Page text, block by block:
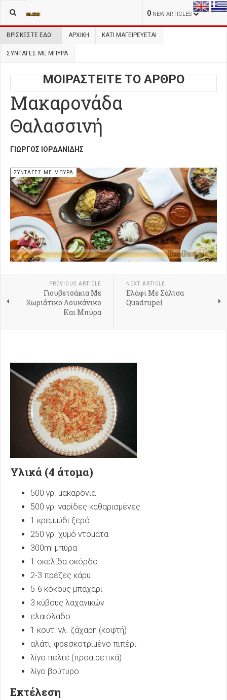
0 NEW ARTICLES
ΒΡΊΣΚΕΣΤΕ ΕΔΏ: ΑΡΧΙΚΉ ΚΑΤΙ ΜΑΓΕΙΡΕΥΕΤΑΙ
ΣΥΝΤΑΓΕΣ ΜΕ ΜΠΥΡΑ
ΜΟΙΡΑΣΤΕΙΤΕ ΤΟ ΑΡΘΡΟ
Μακαρονάδα
Θαλασσινή
ΓΙΏΡΓΟΣ ΙΟΡΔΑΝΊΔΗΣ
ΣΥΝΤΑΓΕΣ ΜΕ ΜΠΥΡΑ
PREVIOUS ARTICLE
Γιουβετσάκια Με
Χωριάτικο Λουκάνικο
Και Μπύρα
NEXT ARTICLE
Ελάφι Με Σάλτσα
Quadrupel
Υλικά (4 άτομα)
500 γρ. μακαρόνια
500 γρ. γαρίδες καθαρισμένες
1 κρεμμύδι ξερό
250 γρ. χυμό ντομάτα
300ml μπύρα
1 σκελίδα σκόρδο
2-3 πρέζες κάρυ
5-6 κόκους μπαχάρι
3 κύβους λαχανικών
ελαιόλαδο
1 κουτ. γλ. ζάχαρη (κοφτή)
αλάτι, φρεσκοτριμένο πιπέρι
λίγο πελτέ (προαιρετικά)
λίγο βούτυρο
Εκτέλεση